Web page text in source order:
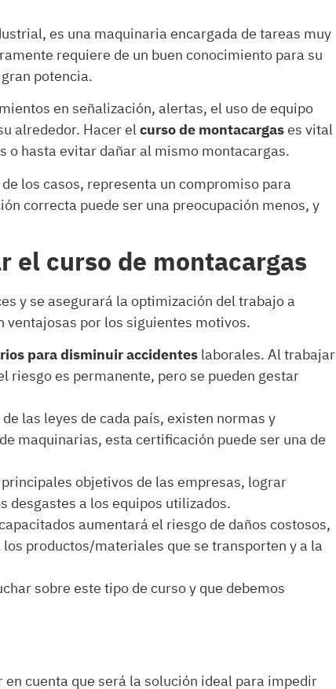
es una maquinaria encargada de tareas muy
requiere de un buen conocimiento para su
potencia.
en señalización, alertas, el uso de equipo
alrededor. Hacer elcurso de montacargases vital
o hasta evitar dañar al mismo montacargas.
los casos, representa un compromiso para
correcta puede ser una preocupación menos, y
el curso de montacargas
y se asegurará la optimización del trabajo a
por los siguientes motivos.
para disminuir accidenteslaborales. Al trabajar
riesgo es permanente, pero se pueden gestar
las leyes de cada país, existen normas y
maquinarias, esta certificación puede ser una de
principales objetivos de las empresas, lograr
desgastes a los equipos utilizados.
aumentará el riesgo de daños costosos,
productos/materiales que se transporten y a la
sobre este tipo de curso y que debemos
cuenta que será la solución ideal para impedir